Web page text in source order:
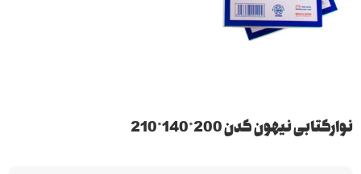
نوارکتابی نیهون کدن 200*140*210